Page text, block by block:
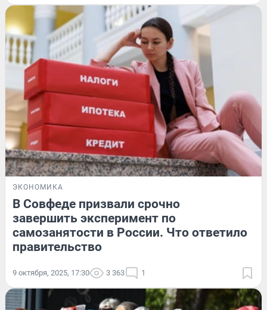
ЭКОНОМИКА
В Совфеде призвали срочно
завершить эксперимент по
самозанятости в России. Что ответило
правительство
9 октября, 2025, 17:30 3 363 1